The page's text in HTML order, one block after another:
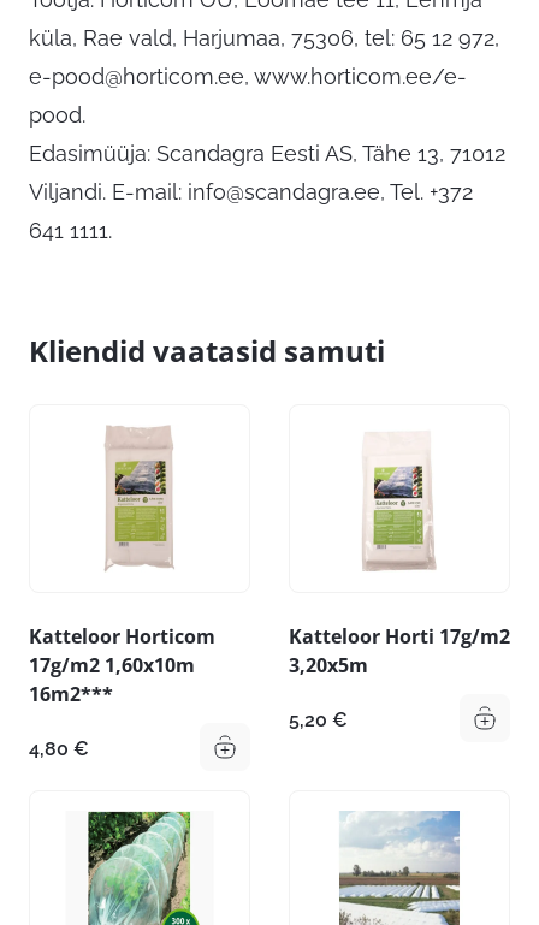
küla, Rae vald, Harjumaa, 75306, tel: 65 12 972,
e-pood@horticom.ee, www.horticom.ee/e-
pood.
Edasimüüja: Scandagra Eesti AS, Tähe 13, 71012
Viljandi. E-mail: info@scandagra.ee, Tel. +372
641 1111.
Kliendid vaatasid samuti
Katteloor Horticom
17g/m2 1,60x10m
16m2***
4,80 €
Katteloor Horti 17g/m2
3,20x5m
5,20 €